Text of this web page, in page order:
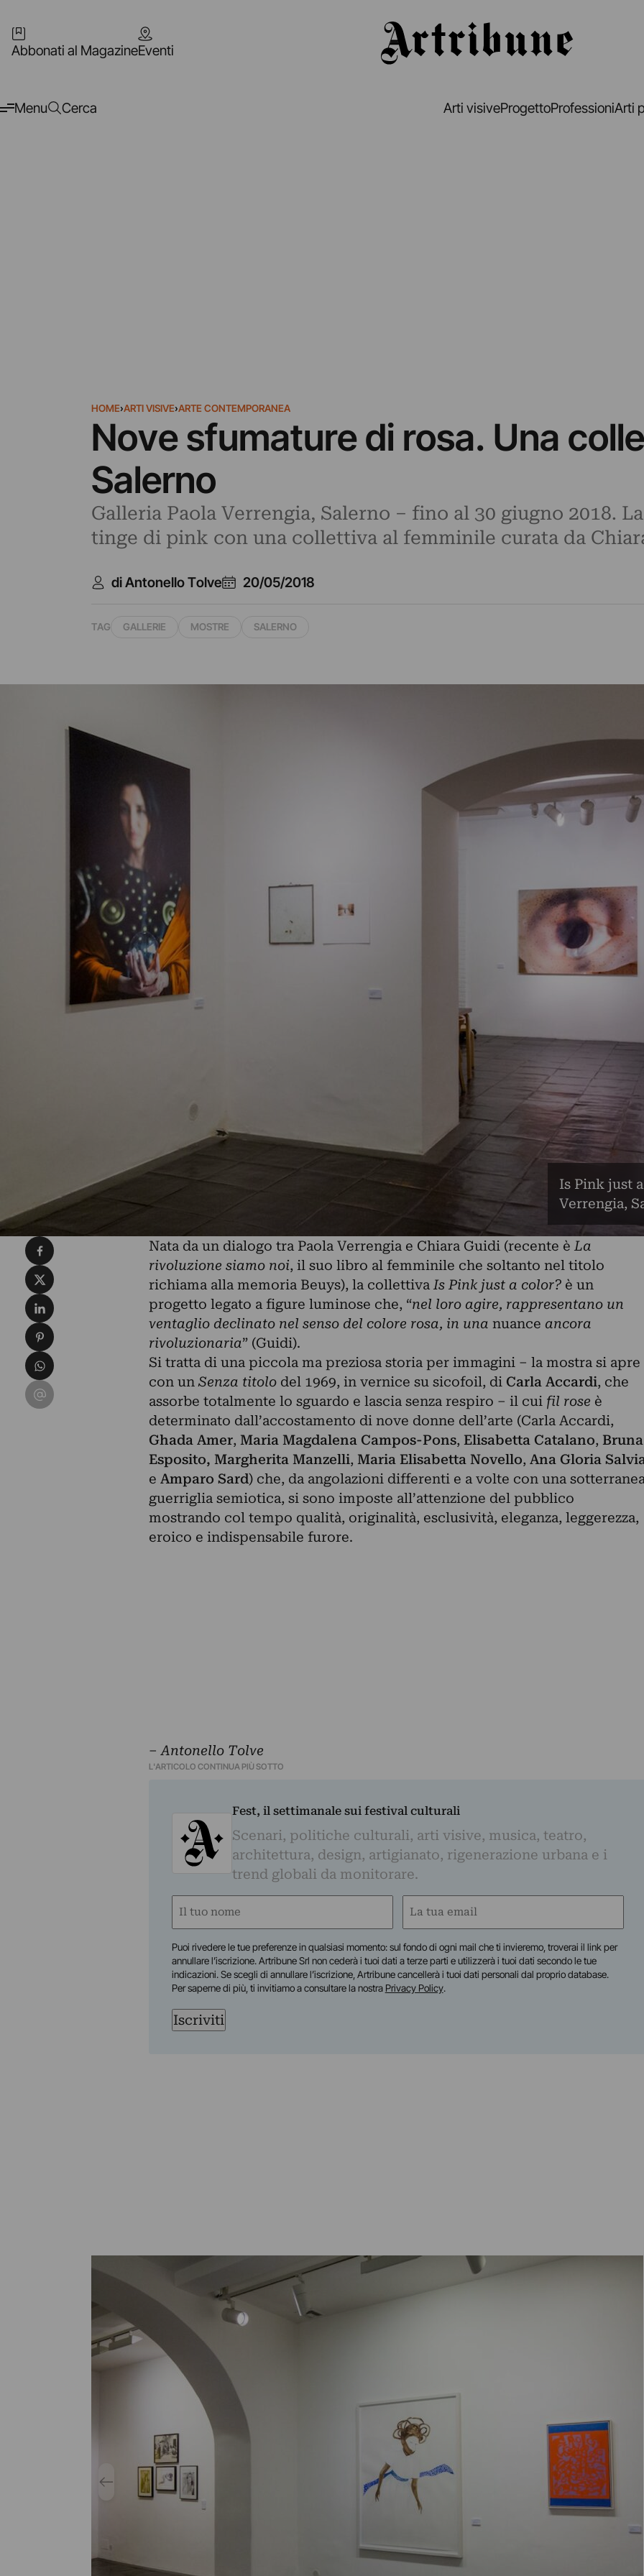
Abbonati al MagazineEventi
Menu Cerca Arti visiveProgettoProfessioniArti
HOME›ARTI VISIVE›ARTE CONTEMPORANEA
Nove sfumature di rosa. Una
Salerno
Galleria Paola Verrengia, Salerno ‒ fino al 30 giugno 2018.
tinge di pink con una collettiva al femminile curata da
di Antonello Tolve 20/05/2018
TAG GALLERIE MOSTRE SALERNO
Is Pink just
Verrengia,
Nata da un dialogo tra Paola Verrengia e Chiara Guidi (recente è La
rivoluzione siamo noi, il suo libro al femminile che soltanto nel titolo
richiama alla memoria Beuys), la collettiva Is Pink just a color?è un
progetto legato a figure luminose che, “nel loro agire, rappresentano un
ventaglio declinato nel senso del colore rosa, in una nuance ancora
rivoluzionaria” (Guidi).
Si tratta di una piccola ma preziosa storia per immagini – la mostra si apre
con unSenza titolodel 1969, in vernice su sicofoil, di Carla Accardi, che
assorbe totalmente lo sguardo e lascia senza respiro – il cui fil rose è
determinato dall’accostamento di nove donne dell’arte (Carla Accardi,
Ghada Amer, Maria Magdalena Campos-Pons, Elisabetta Catalano, Bruna
Esposito, Margherita Manzelli, Maria Elisabetta Novello, Ana Gloria
e Amparo Sard) che, da angolazioni differenti e a volte con una
guerriglia semiotica, si sono imposte all’attenzione del pubblico
mostrando col tempo qualità, originalità, esclusività, eleganza, leggerezza,
eroico e indispensabile furore.
‒Antonello Tolve
L'ARTICOLO CONTINUA PIÙ SOTTO
Fest, il settimanale sui festival culturali
Scenari, politiche culturali, arti visive, musica, teatro,
architettura, design, artigianato, rigenerazione urbana e i
trend globali da monitorare.
Nome
Email
Puoi rivedere le tue preferenze in qualsiasi momento: sul fondo di ogni mail che ti invieremo, troverai il link per
annullare l’iscrizione. Artribune Srl non cederà i tuoi dati a terze parti e utilizzerà i tuoi dati secondo le tue
indicazioni. Se scegli di annullare l’iscrizione, Artribune cancellerà i tuoi dati personali dal proprio database.
Per saperne di più, ti invitiamo a consultare la nostra Privacy Policy.
Iscriviti
Condividi su Facebook
Condividi su X
Condividi su LinkedIn
Condividi su Pinterest
Condividi su WhatsApp
Condividi su Email